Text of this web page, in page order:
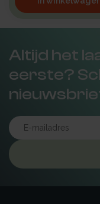
Altijd het
eerste?